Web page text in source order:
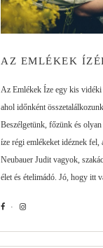
AZ EMLÉKEK
Az Emlékek Íze egy kis vidéki
ahol időnként
Beszélgetünk, főzünk és
íze régi emlékeket idéznek fel,
Neubauer Judit vagyok,
élet és ételimádó. Jó, hogy itt